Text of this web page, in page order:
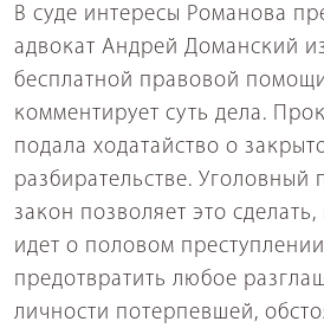
В суде интересы Романова
адвокат Андрей Доманский
бесплатной правовой
комментирует суть дела.
подала ходатайство о
разбирательстве. Уголовный
закон позволяет это
идет о половом
предотвратить любое
личности потерпевшей,